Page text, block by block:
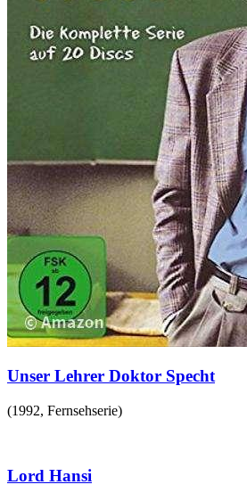
Unser Lehrer Doktor Specht
(1992, Fernsehserie)
Lord Hansi